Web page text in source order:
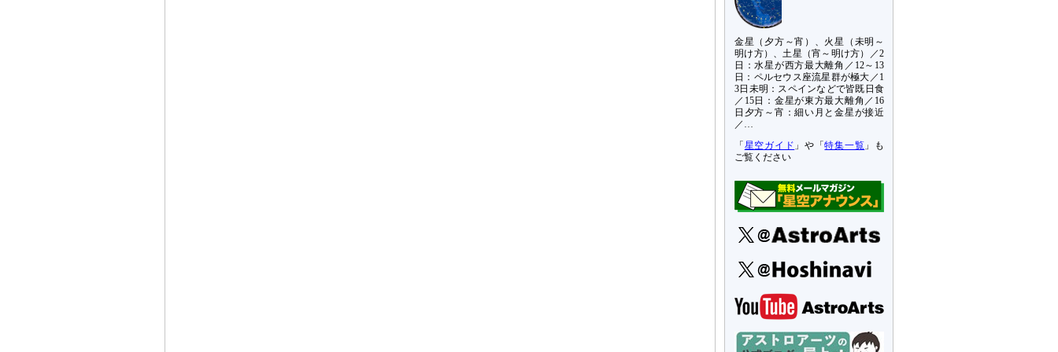
金星（夕方～宵）、火星（未明～
明け方）、土星（宵～明け方）／2
日：水星が西方最大離角／12～13
日：ペルセウス座流星群が極大／1
3日未明：スペインなどで皆既日食
／15日：金星が東方最大離角／16
日夕方～宵：細い月と金星が接近
／…
「 星空ガイド 」や「特集一覧 」も
ご覧ください